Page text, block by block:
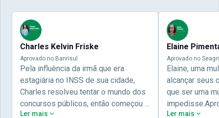
Charles Kelvin Friske
Aprovado no Banrisul
Pela influência da irmã que era
estagiária no INSS de sua cidade,
Charles resolveu tentar o mundo dos
concursos públicos, então começou a
estudar com contéudo gratuito que a
Ler mais
Elaine
Aprovado no
Elaine, uma
alcançar seus
que ser uma
concursos
Ler mais